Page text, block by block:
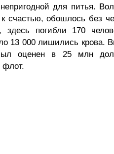
для питья.
счастью, обошлось без
здесь погибли 170
13 000 лишились крова.
оценен в 25 млн
флот.